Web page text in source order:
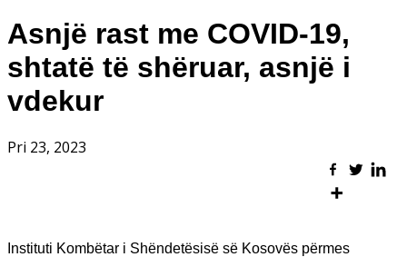
Asnjë rast me COVID-19,
shtatë të shëruar, asnjë i
vdekur
Pri 23, 2023
Instituti Kombëtar i Shëndetësisë së Kosovës përmes